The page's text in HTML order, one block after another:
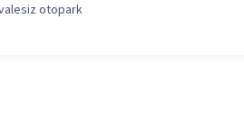
otopark